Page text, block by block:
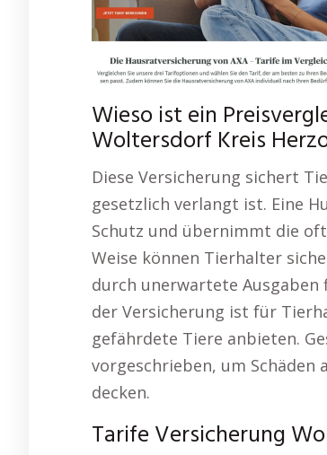
Wieso ist ein
Woltersdorf Kreis
Diese Versicherung sichert
gesetzlich verlangt ist. Eine
Schutz und übernimmt die
Weise können Tierhalter
durch unerwartete
der Versicherung ist für
gefährdete Tiere anbieten.
vorgeschrieben, um Schäden
decken.
Tarife Versicherung